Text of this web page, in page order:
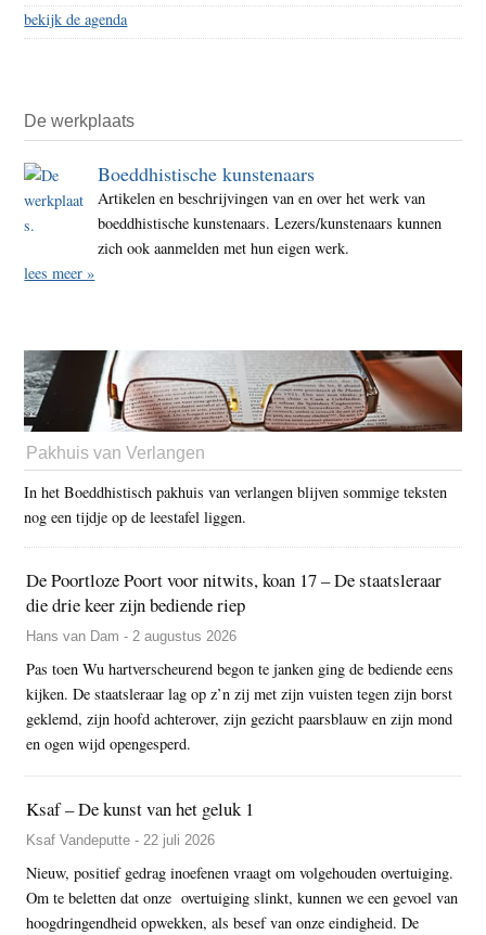
bekijk de agenda
De werkplaats
Boeddhistische kunstenaars
Artikelen en beschrijvingen van en over het werk van
boeddhistische kunstenaars. Lezers/kunstenaars kunnen
zich ook aanmelden met hun eigen werk.
lees meer »
Pakhuis van Verlangen
In het Boeddhistisch pakhuis van verlangen blijven sommige teksten
nog een tijdje op de leestafel liggen.
De Poortloze Poort voor nitwits, koan 17 – De staatsleraar
die drie keer zijn bediende riep
Hans van Dam - 2 augustus 2026
Pas toen Wu hartverscheurend begon te janken ging de bediende eens
kijken. De staatsleraar lag op z’n zij met zijn vuisten tegen zijn borst
geklemd, zijn hoofd achterover, zijn gezicht paarsblauw en zijn mond
en ogen wijd opengesperd.
Ksaf – De kunst van het geluk 1
Ksaf Vandeputte - 22 juli 2026
Nieuw, positief gedrag inoefenen vraagt om volgehouden overtuiging.
Om te beletten dat onze overtuiging slinkt, kunnen we een gevoel van
hoogdringendheid opwekken, als besef van onze eindigheid. De